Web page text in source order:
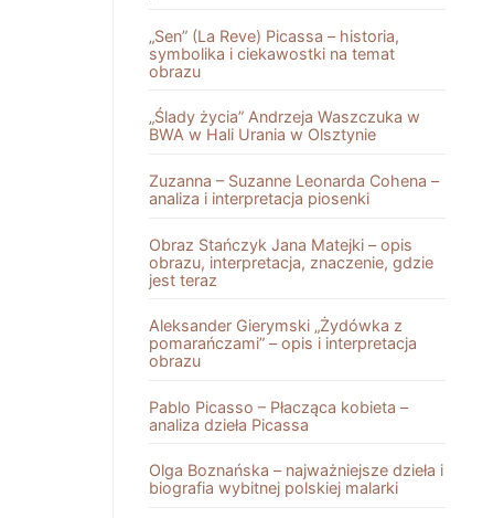
„Sen” (La Reve) Picassa – historia,
symbolika i ciekawostki na temat
obrazu
„Ślady życia” Andrzeja Waszczuka w
BWA w Hali Urania w Olsztynie
Zuzanna – Suzanne Leonarda Cohena –
analiza i interpretacja piosenki
Obraz Stańczyk Jana Matejki – opis
obrazu, interpretacja, znaczenie, gdzie
jest teraz
Aleksander Gierymski „Żydówka z
pomarańczami” – opis i interpretacja
obrazu
Pablo Picasso – Płacząca kobieta –
analiza dzieła Picassa
Olga Boznańska – najważniejsze dzieła i
biografia wybitnej polskiej malarki